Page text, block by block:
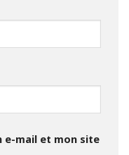
e-mail et mon site